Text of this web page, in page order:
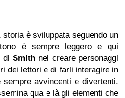
è sviluppata seguendo un
è sempre leggero e qui
di Smithnel creare personaggi
dei lettori e di farli interagire in
sempre avvincenti e divertenti.
qua e là gli elementi che